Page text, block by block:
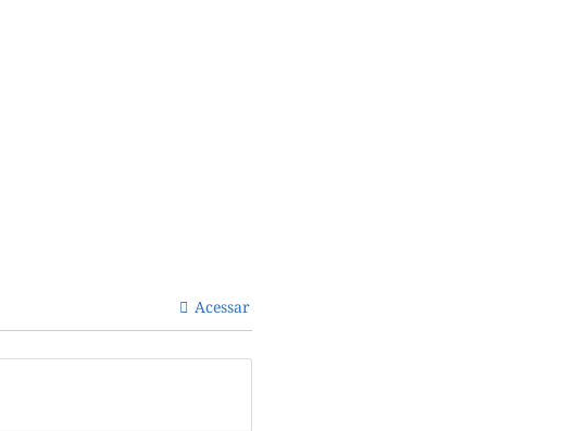
Acessar